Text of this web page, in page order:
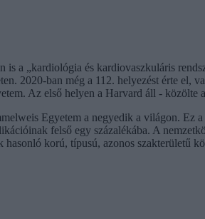
a „kardiológia és kardiovaszkuláris
2020-ban még a 112. helyezést érte el,
Az első helyen a Harvard áll - közölte
Egyetem a negyedik a világon. Ez
felső egy százalékába. A
korú, típusú, azonos szakterületű